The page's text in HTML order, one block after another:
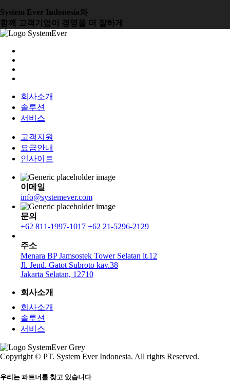
System Ever Indonesia와
함께 고객기업이 경영을 더 잘하게
회사소개
솔루션
서비스
고객지원
요금안내
인사이트
이메일
info@systemever.com
문의
+62 811-1997-1017 +62 21-5296-2129
주소
Menara BP Jamsostek Tower Selatan lt.12
Jl. Jend. Gatot Subroto kav.38
Jakarta Selatan, 12710
회사소개
회사소개
솔루션
서비스
Copyright © PT. System Ever Indonesia. All rights Reserved.
우리는 파트너를 찾고 있습니다